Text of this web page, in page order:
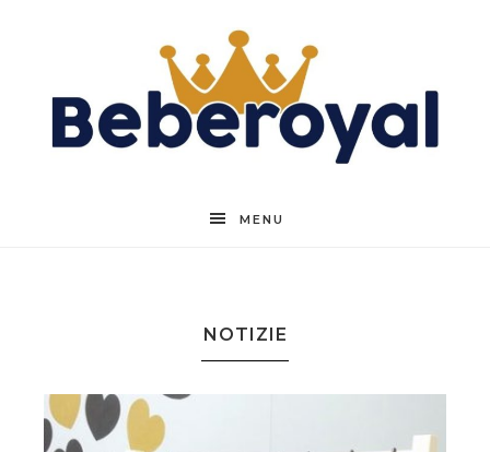
Beberoyal
MENU
NOTIZIE